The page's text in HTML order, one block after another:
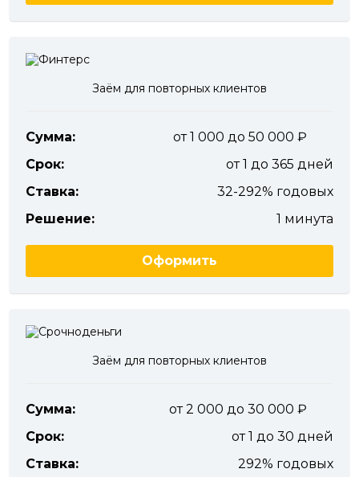
Заём для повторных клиентов
Сумма:
от 1 000 до 50 000
Срок:
от 1 до 365 дней
Ставка:
32-292% годовых
Решение:
1 минута
Оформить
Заём для повторных клиентов
Сумма:
от 2 000 до 30 000
Срок:
от 1 до 30 дней
Ставка:
292% годовых